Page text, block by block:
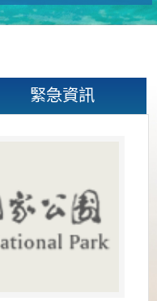
緊急資訊